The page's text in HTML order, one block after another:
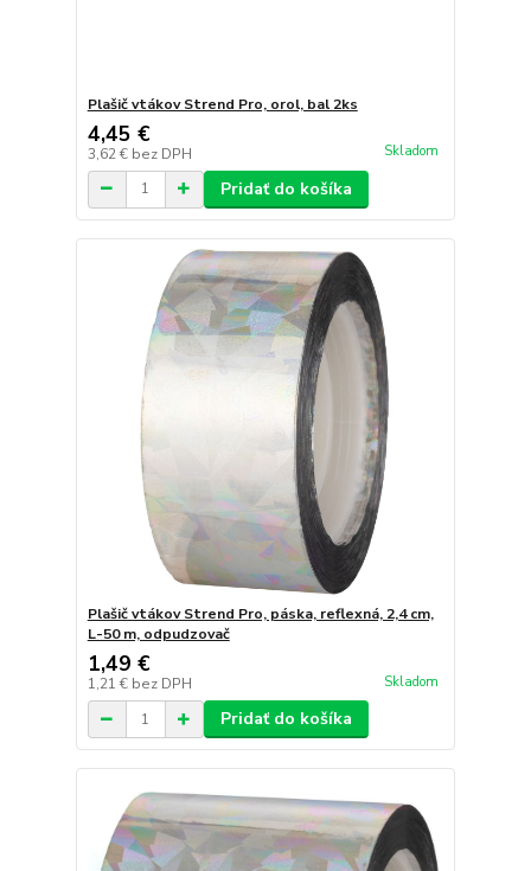
Plašič vtákov Strend Pro, orol, bal 2ks
4,45 €
3,62 € bez DPH Skladom
Pridať do košíka
Plašič vtákov Strend Pro, páska, reflexná, 2,4 cm,
L-50 m, odpudzovač
1,49 €
1,21 € bez DPH Skladom
Pridať do košíka